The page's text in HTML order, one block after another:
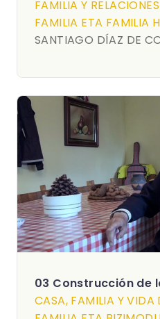
FAMILIA Y
FAMILIA ETA FAMILIA
SANTIAGO DÍAZ DE
03 Construcción de
CASA, FAMILIA Y VIDA